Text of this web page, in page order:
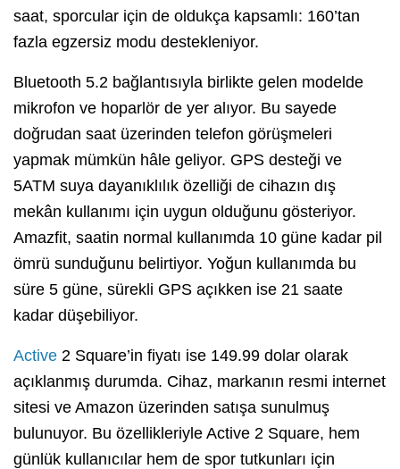
saat, sporcular için de oldukça kapsamlı: 160’tan
fazla egzersiz modu destekleniyor.
Bluetooth 5.2 bağlantısıyla birlikte gelen modelde
mikrofon ve hoparlör de yer alıyor. Bu sayede
doğrudan saat üzerinden telefon görüşmeleri
yapmak mümkün hâle geliyor. GPS desteği ve
5ATM suya dayanıklılık özelliği de cihazın dış
mekân kullanımı için uygun olduğunu gösteriyor.
Amazfit, saatin normal kullanımda 10 güne kadar pil
ömrü sunduğunu belirtiyor. Yoğun kullanımda bu
süre 5 güne, sürekli GPS açıkken ise 21 saate
kadar düşebiliyor.
Active 2 Square’in fiyatı ise 149.99 dolar olarak
açıklanmış durumda. Cihaz, markanın resmi internet
sitesi ve Amazon üzerinden satışa sunulmuş
bulunuyor. Bu özellikleriyle Active 2 Square, hem
günlük kullanıcılar hem de spor tutkunları için